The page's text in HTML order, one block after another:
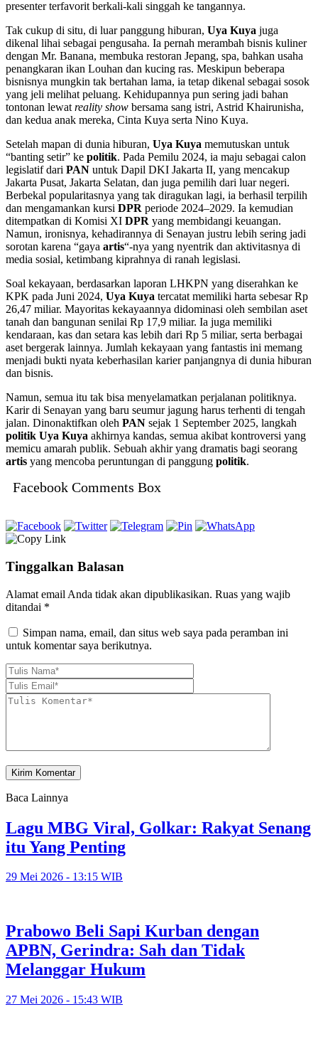
presenter terfavorit berkali-kali singgah ke tangannya.
Tak cukup di situ, di luar panggung hiburan, Uya Kuya juga
dikenal lihai sebagai pengusaha. Ia pernah merambah bisnis kuliner
dengan Mr. Banana, membuka restoran Jepang, spa, bahkan usaha
penangkaran ikan Louhan dan kucing ras. Meskipun beberapa
bisnisnya mungkin tak bertahan lama, ia tetap dikenal sebagai sosok
yang jeli melihat peluang. Kehidupannya pun sering jadi bahan
tontonan lewat reality show bersama sang istri, Astrid Khairunisha,
dan kedua anak mereka, Cinta Kuya serta Nino Kuya.
Setelah mapan di dunia hiburan, Uya Kuya memutuskan untuk
“banting setir” ke politik. Pada Pemilu 2024, ia maju sebagai calon
legislatif dari PAN untuk Dapil DKI Jakarta II, yang mencakup
Jakarta Pusat, Jakarta Selatan, dan juga pemilih dari luar negeri.
Berbekal popularitasnya yang tak diragukan lagi, ia berhasil terpilih
dan mengamankan kursi DPR periode 2024–2029. Ia kemudian
ditempatkan di Komisi XI DPR yang membidangi keuangan.
Namun, ironisnya, kehadirannya di Senayan justru lebih sering jadi
sorotan karena “gaya artis“-nya yang nyentrik dan aktivitasnya di
media sosial, ketimbang kiprahnya di ranah legislasi.
Soal kekayaan, berdasarkan laporan LHKPN yang diserahkan ke
KPK pada Juni 2024, Uya Kuya tercatat memiliki harta sebesar Rp
26,47 miliar. Mayoritas kekayaannya didominasi oleh sembilan aset
tanah dan bangunan senilai Rp 17,9 miliar. Ia juga memiliki
kendaraan, kas dan setara kas lebih dari Rp 5 miliar, serta berbagai
aset bergerak lainnya. Jumlah kekayaan yang fantastis ini memang
menjadi bukti nyata keberhasilan karier panjangnya di dunia hiburan
dan bisnis.
Namun, semua itu tak bisa menyelamatkan perjalanan politiknya.
Karir di Senayan yang baru seumur jagung harus terhenti di tengah
jalan. Dinonaktifkan oleh PAN sejak 1 September 2025, langkah
politik Uya Kuya akhirnya kandas, semua akibat kontroversi yang
memicu amarah publik. Sebuah akhir yang dramatis bagi seorang
artis yang mencoba peruntungan di panggung politik.
Facebook Comments Box
Tinggalkan Balasan
Alamat email Anda tidak akan dipublikasikan. Ruas yang wajib
ditandai *
Simpan nama, email, dan situs web saya pada peramban ini
untuk komentar saya berikutnya.
Baca Lainnya
Lagu MBG Viral, Golkar: Rakyat Senang
itu Yang Penting
29 Mei 2026 - 13:15 WIB
Prabowo Beli Sapi Kurban dengan
APBN, Gerindra: Sah dan Tidak
Melanggar Hukum
27 Mei 2026 - 15:43 WIB